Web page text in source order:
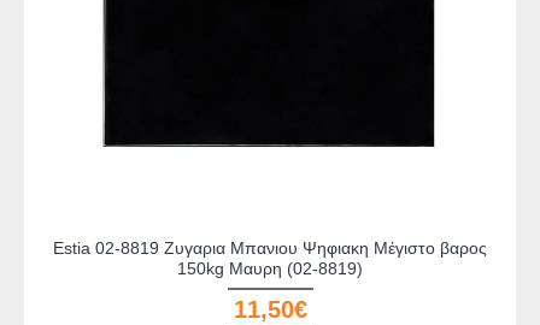
Estia 02-8819 Ζυγαρια Μπανιου Ψηφιακη Μέγιστο βαρος
150kg Μαυρη (02-8819)
11,50€